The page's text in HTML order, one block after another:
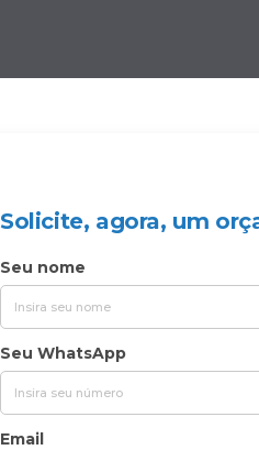
Solicite, agora, um
Seu nome
Seu WhatsApp
Email